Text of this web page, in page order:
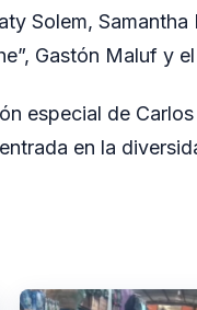
Solem,
Gastón Maluf y
especial de
en la